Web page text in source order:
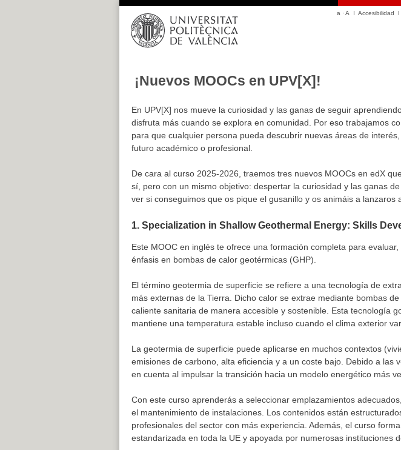
Saltar
contenido
a ·A Accesibilidad
¡Nuevos MOOCs en UPV[X]!
En UPV[X] nos mueve la curiosidad y las ganas de seguir
disfruta más cuando se explora en comunidad. Por eso trabajamos
para que cualquier persona pueda descubrir nuevas áreas de
futuro académico o profesional.
De cara al curso 2025-2026, traemos tres nuevos MOOCs en edX
sí, pero con un mismo objetivo: despertar la curiosidad y las ganas
ver si conseguimos que os pique el gusanillo y os animáis a lanzaros
1. Specialization in Shallow Geothermal Energy: Skills
Este MOOC en inglés te ofrece una formación completa para
énfasis en bombas de calor geotérmicas (GHP).
El término geotermia de superficie se refiere a una tecnología de
más externas de la Tierra. Dicho calor se extrae mediante bombas
caliente sanitaria de manera accesible y sostenible. Esta tecnología
mantiene una temperatura estable incluso cuando el clima exterior
La geotermia de superficie puede aplicarse en muchos contextos
emisiones de carbono, alta eficiencia y a un coste bajo. Debido a
en cuenta al impulsar la transición hacia un modelo energético más
Con este curso aprenderás a seleccionar emplazamientos
el mantenimiento de instalaciones. Los contenidos están
profesionales del sector con más experiencia. Además, el curso
estandarizada en toda la UE y apoyada por numerosas instituciones